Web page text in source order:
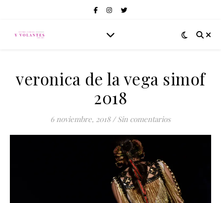
veronica de la vega simof
2018
6 noviembre, 2018 / Sin comentarios